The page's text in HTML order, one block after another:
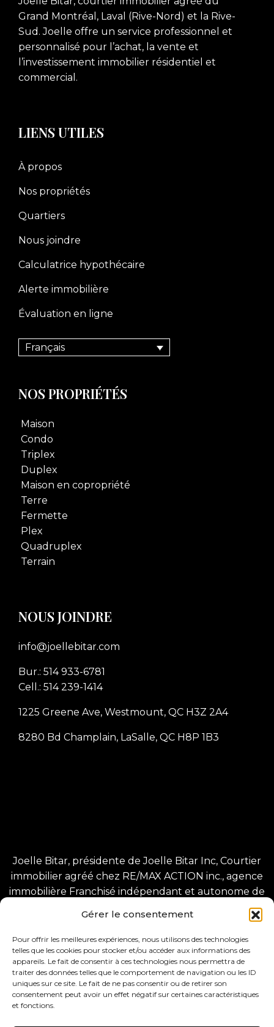
Gérer le consentement
Pour offrir les meilleures expériences, nous utilisons des technologies
telles que les cookies pour stocker et/ou accéder aux informations des
appareils. Le fait de consentir à ces technologies nous permettra de
traiter des données telles que le comportement de navigation ou les ID
uniques sur ce site. Le fait de ne pas consentir ou de retirer son
consentement peut avoir un effet négatif sur certaines caractéristiques
et fonctions.
Grand Montréal, Laval (Rive-Nord) et la Rive-
Sud. Joelle offre un service professionnel et
personnalisé pour l’achat, la vente et
l’investissement immobilier résidentiel et
commercial.
LIENS UTILES
À propos
Nos propriétés
Quartiers
Nous joindre
Calculatrice hypothécaire
Alerte immobilière
Évaluation en ligne
Français
NOS PROPRIÉTÉS
Maison
Condo
Triplex
Duplex
Maison en copropriété
Terre
Fermette
Plex
Quadruplex
Terrain
NOUS JOINDRE
info@joellebitar.com
Bur.: 514 933-6781
Cell.: 514 239-1414
1225 Greene Ave, Westmount, QC H3Z 2A4
8280 Bd Champlain, LaSalle, QC H8P 1B3
Joelle Bitar, présidente de Joelle Bitar Inc, Courtier
immobilier agréé chez RE/MAX ACTION inc., agence
immobilière Franchisé indépendant et autonome de
8280 Bd Champlain, LaSalle, QC H8P 1B3.